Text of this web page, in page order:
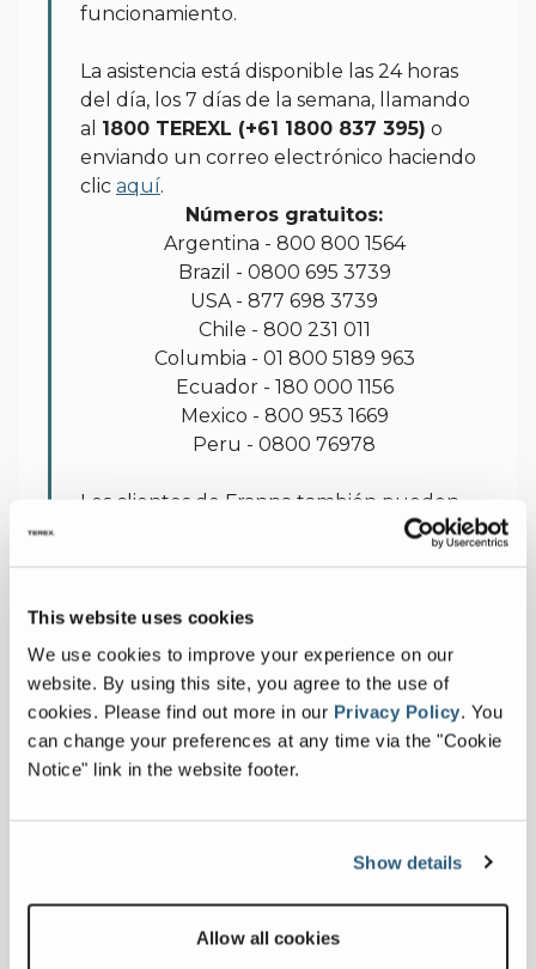
This website uses cookies
We use cookies to improve your experience on our
website. By using this site, you agree to the use of
cookies. Please find out more in our Privacy Policy. You
can change your preferences at any time via the "Cookie
Notice" link in the website footer.
Show details
Allow all cookies
funcionamiento.
La asistencia está disponible las 24 horas
del día, los 7 días de la semana, llamando
al 1800 TEREXL (+61 1800 837 395) o
enviando un correo electrónico haciendo
clic aquí.
Números gratuitos:
Argentina - 800 800 1564
Brazil - 0800 695 3739
USA - 877 698 3739
Chile - 800 231 011
Columbia - 01 800 5189 963
Ecuador - 180 000 1156
Mexico - 800 953 1669
Peru - 0800 76978
Los clientes de Franna también pueden
utilizar el portal online de Franna, que
aplicación Terex Lift Plan es otro recurso
que se ha diseñado para simplificar el
proceso de selección de la grúa adecuada
para realizar una elevación configurada de
forma segura y eficiente.